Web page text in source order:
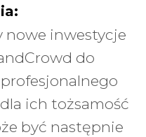
nowe inwestycje
do
ich tożsamość
być następnie